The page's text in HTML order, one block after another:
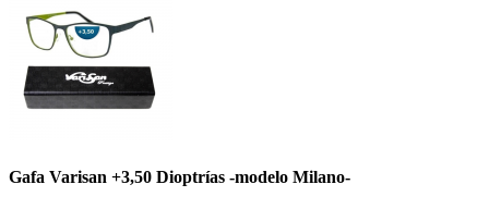
Gafa Varisan +3,50 Dioptrías -modelo Milano-